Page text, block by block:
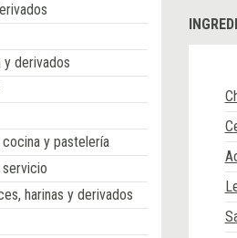
y derivados
y pastelería
harinas y derivados